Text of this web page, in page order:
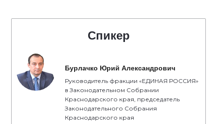
Спикер
Бурлачко Юрий Александрович
Руководитель фракции «ЕДИНАЯ РОССИЯ»
в Законодательном Собрании
Краснодарского края, председатель
Законодательного Собрания
Краснодарского края